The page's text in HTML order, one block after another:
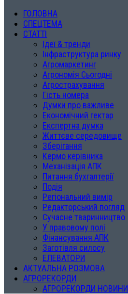
ГОЛОВНА
СПЕЦТЕМА
СТАТТІ
Ідеї & тренди
Інфраструктура ринку
Агромаркетинг
Агрономія Сьогодні
Агрострахування
Гість номера
Думки про важливе
Економічний гектар
Експертна думка
Життєве середовище
Зберігання
Кермо керівника
Механізація АПК
Питання бухгалтерії
Подія
Регіональний вимір
Редакторський погляд
Сучасне тваринництво
У правовому полі
Фінансування АПК
Заготівля силосу
ЕЛЕВАТОРИ
АКТУАЛЬНА РОЗМОВА
АГРОРЕКОРДИ
АГРОРЕКОРДИ НОВИНИ